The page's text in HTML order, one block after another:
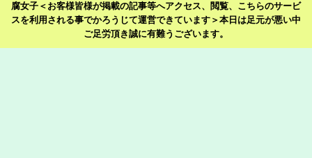
腐女子＜お客様皆様が掲載の記事等へアクセス、閲覧、こちらのサービ
スを利用される事でかろうじて運営できています＞本日は足元が悪い中
ご足労頂き誠に有難うございます。